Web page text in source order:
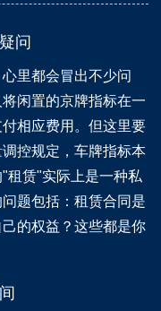
问
里都会冒出不少问
闲置的京牌指标在一
相应费用。但这里要
控规定，车牌指标本
租赁"实际上是一种私
题包括：租赁合同是
的权益？这些都是你